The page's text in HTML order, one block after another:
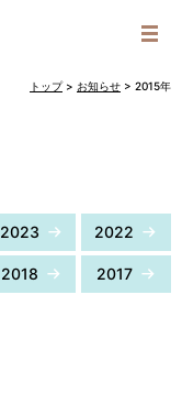
トップ> お知らせ > 2015年
2023 2022
2018 2017